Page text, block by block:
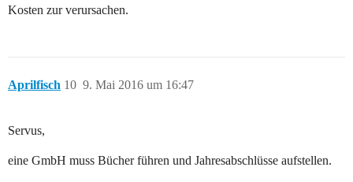
Kosten zur verursachen.
Aprilfisch 9. Mai 2016 um 16:47
10
Servus,
eine GmbH muss Bücher führen und Jahresabschlüsse aufstellen.